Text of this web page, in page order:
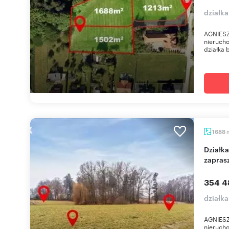
działka
1688
Działka pod dom jednorodzinny w Bielsku-Bała
354